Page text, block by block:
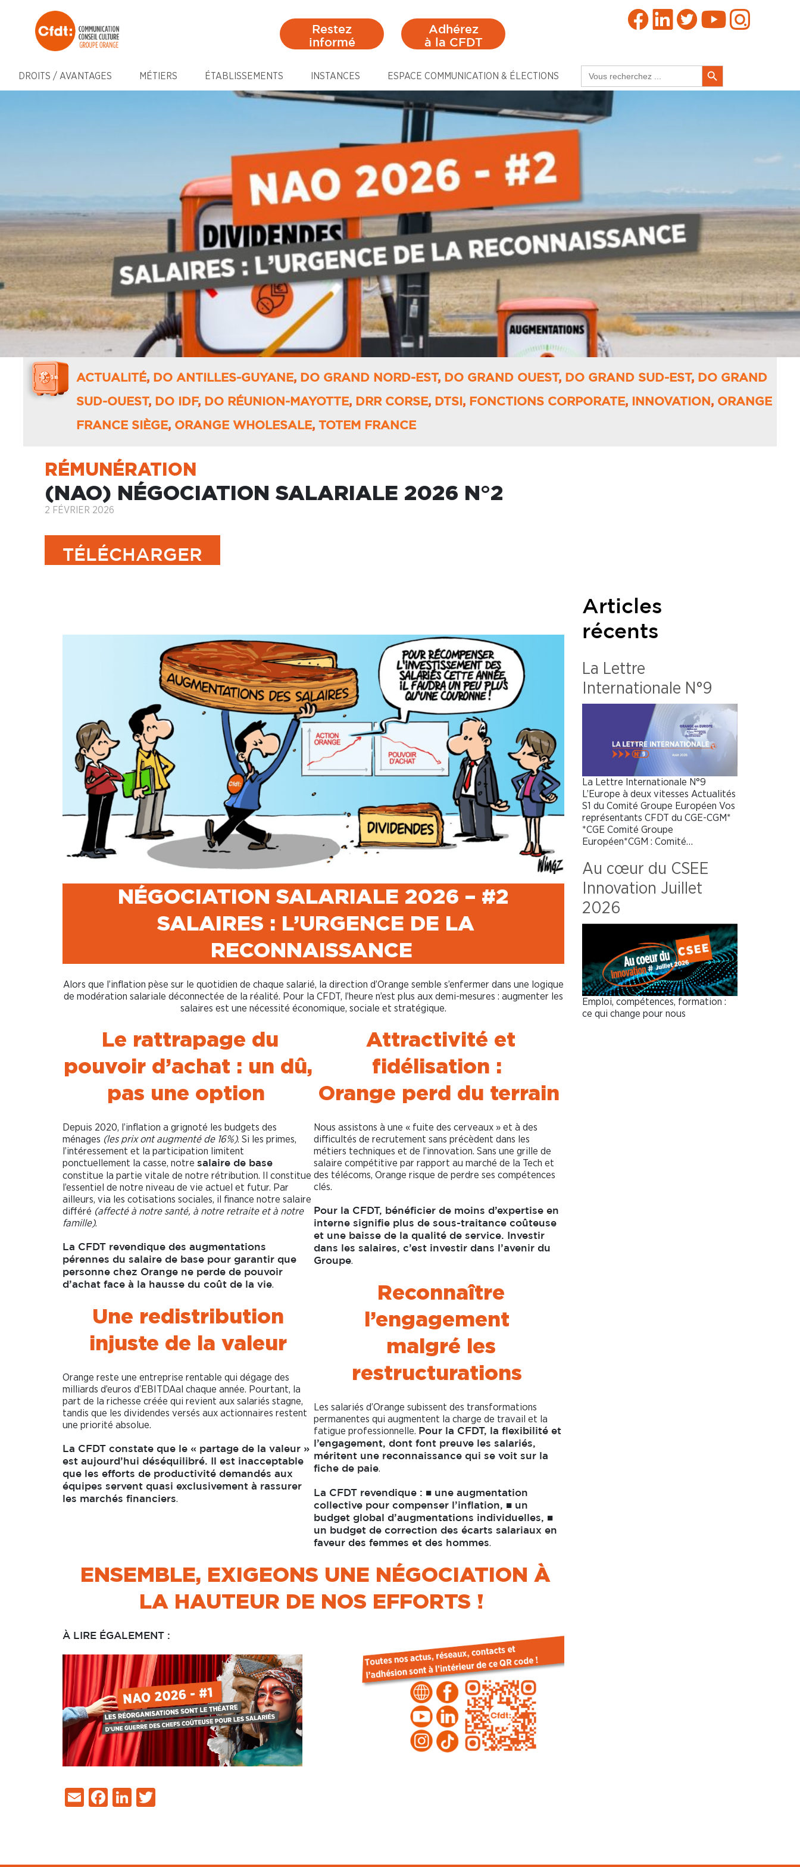
Restez
informé
Adhérez
à la CFDT
DROITS / AVANTAGES MÉTIERS ÉTABLISSEMENTS INSTANCES ESPACE COMMUNICATION & ÉLECTIONS
for:
Search Button
ACTUALITÉ, DO ANTILLES-GUYANE, DO GRAND NORD-EST, DO GRAND OUEST, DO GRAND SUD-EST, DO GRAND
SUD-OUEST, DO IDF, DO RÉUNION-MAYOTTE, DRR CORSE, DTSI , FONCTIONS CORPORATE, INNOVATION , ORANGE
FRANCE SIÈGE, ORANGE WHOLESALE, TOTEM FRANCE
RÉMUNÉRATION
(NAO) NÉGOCIATION SALARIALE 2026 N°2
2 FÉVRIER 2026
TÉLÉCHARGER
NÉGOCIATION SALARIALE 2026 – #2
SALAIRES : L’URGENCE DE LA
RECONNAISSANCE
Alors que l’inflation pèse sur le quotidien de chaque salarié, la direction d’Orange semble s’enfermer dans une logique
de modération salariale déconnectée de la réalité. Pour la CFDT, l’heure n’est plus aux demi-mesures : augmenter les
salaires est une nécessité économique, sociale et stratégique.
Le rattrapage du
pouvoir d’achat : un dû,
pas une option
Depuis 2020, l’inflation a grignoté les budgets des
ménages (les prix ont augmenté de 16%). Si les primes,
l’intéressement et la participation limitent
ponctuellement la casse, notre salaire de base
constitue la partie vitale de notre rétribution. Il constitue
l’essentiel de notre niveau de vie actuel et futur. Par
ailleurs, via les cotisations sociales, il finance notre salaire
différé (affecté à notre santé, à notre retraite et à notre
famille).
La CFDT revendique des augmentations
pérennes du salaire de base pour garantir que
personne chez Orange ne perde de pouvoir
d’achat face à la hausse du coût de la vie.
Une redistribution
injuste de la valeur
Orange reste une entreprise rentable qui dégage des
milliards d’euros d’EBITDAal chaque année. Pourtant, la
part de la richesse créée qui revient aux salariés stagne,
tandis que les dividendes versés aux actionnaires restent
une priorité absolue.
La CFDT constate que le « partage de la valeur »
est aujourd’hui déséquilibré. Il est inacceptable
que les efforts de productivité demandés aux
équipes servent quasi exclusivement à rassurer
les marchés financiers.
Attractivité et
fidélisation :
Orange perd du terrain
Nous assistons à une « fuite des cerveaux » et à des
difficultés de recrutement sans précèdent dans les
métiers techniques et de l’innovation. Sans une grille de
salaire compétitive par rapport au marché de la Tech et
des télécoms, Orange risque de perdre ses compétences
clés.
Pour la CFDT, bénéficier de moins d’expertise en
interne signifie plus de sous-traitance coûteuse
et une baisse de la qualité de service. Investir
dans les salaires, c’est investir dans l’avenir du
Groupe.
Reconnaître
l’engagement
malgré les
restructurations
Les salariés d’Orange subissent des transformations
permanentes qui augmentent la charge de travail et la
fatigue professionnelle. Pour la CFDT, la flexibilité et
l’engagement, dont font preuve les salariés,
méritent une reconnaissance qui se voit sur la
fiche de paie.
La CFDT revendique : ■une augmentation
collective pour compenser l’inflation, ■un
budget global d’augmentations individuelles, ■
un budget de correction des écarts salariaux en
faveur des femmes et des hommes.
ENSEMBLE, EXIGEONS UNE NÉGOCIATION À
LA HAUTEUR DE NOS EFFORTS !
À LIRE ÉGALEMENT :
EmailFacebook
LinkedIn
Articles
récents
La Lettre
Internationale N°9
La Lettre Internationale N°9
L’Europe à deux vitesses Actualités
S1 du Comité Groupe Européen Vos
représentants CFDT du CGE-CGM*
*CGE Comité Groupe
Européen*CGM : Comité…
Au cœur du CSEE
Innovation Juillet
2026
Emploi, compétences, formation :
ce qui change pour nous